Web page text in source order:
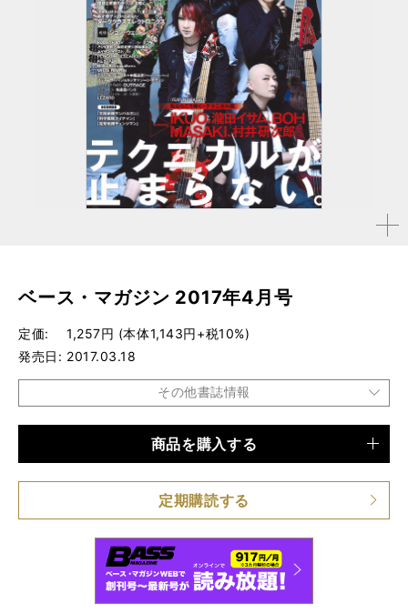
拡大す
ベース・マガジン 2017年4月号
定価
1,257円 (本体1,143円+税10%)
発売日
2017.03.18
その他書誌情報
仕様 A4変形判 / 160ページ
商品を購入する
定期購読する